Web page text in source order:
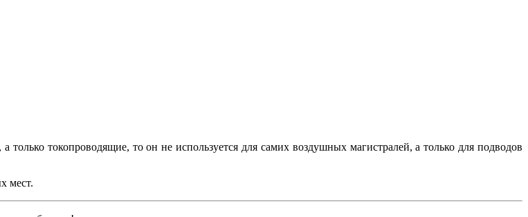
токопроводящие, то он не используется для самих воздушных магистралей, а только для подводов
мест.